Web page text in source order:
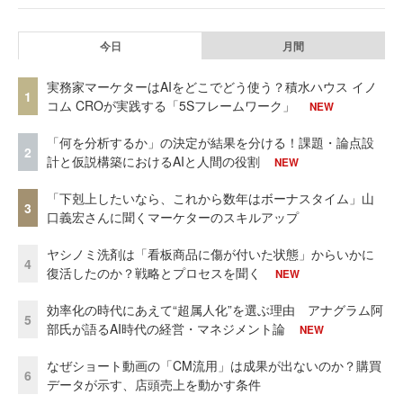
今日 月間
1
実務家マーケターはAIをどこでどう使う？積水ハウス イノ
コム CROが実践する「5Sフレームワーク」
NEW
2
「何を分析するか」の決定が結果を分ける！課題・論点設
計と仮説構築におけるAIと人間の役割
NEW
3
「下剋上したいなら、これから数年はボーナスタイム」山
口義宏さんに聞くマーケターのスキルアップ
4
ヤシノミ洗剤は「看板商品に傷が付いた状態」からいかに
復活したのか？戦略とプロセスを聞く
NEW
5
効率化の時代にあえて“超属人化”を選ぶ理由 アナグラム阿
部氏が語るAI時代の経営・マネジメント論
NEW
6
なぜショート動画の「CM流用」は成果が出ないのか？購買
データが示す、店頭売上を動かす条件